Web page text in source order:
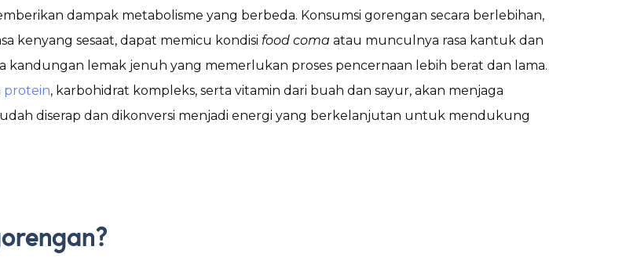
dampak metabolisme yang berbeda. Konsumsi gorengan secara berlebihan,
kenyang sesaat, dapat memicu kondisi food coma atau munculnya rasa kantuk dan
kandungan lemak jenuh yang memerlukan proses pencernaan lebih berat dan lama.
protein, karbohidrat kompleks, serta vitamin dari buah dan sayur, akan menjaga
diserap dan dikonversi menjadi energi yang berkelanjutan untuk mendukung